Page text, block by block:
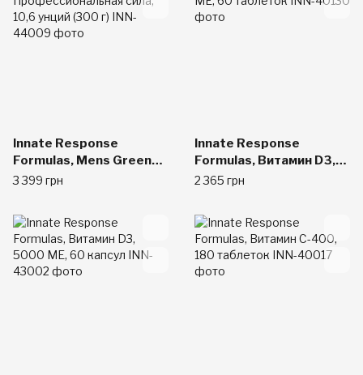
Innate Response
Formulas, Mens Greens,
Профессиональная
3 399 грн
Innate Response
Formulas, Витамин D3,
2000 МЕ, 60 таблеток
2 365 грн